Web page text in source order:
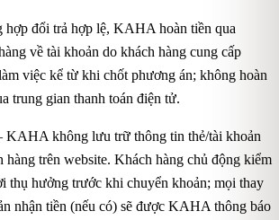
đổi trả hợp lệ, KAHA hoàn tiền qua
về tài khoản do khách hàng cung cấp
việc kể từ khi chốt phương án; không hoàn
trung gian thanh toán điện tử.
không lưu trữ thông tin thẻ/tài khoản
hàng trên website. Khách hàng chủ động kiểm
thụ hưởng trước khi chuyển khoản; mọi thay
nhận tiền (nếu có) sẽ được KAHA thông báo